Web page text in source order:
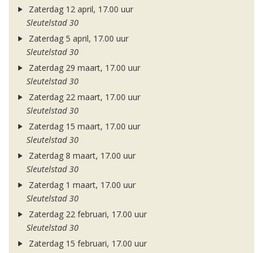
Zaterdag 12 april, 17.00 uur
Sleutelstad 30
Zaterdag 5 april, 17.00 uur
Sleutelstad 30
Zaterdag 29 maart, 17.00 uur
Sleutelstad 30
Zaterdag 22 maart, 17.00 uur
Sleutelstad 30
Zaterdag 15 maart, 17.00 uur
Sleutelstad 30
Zaterdag 8 maart, 17.00 uur
Sleutelstad 30
Zaterdag 1 maart, 17.00 uur
Sleutelstad 30
Zaterdag 22 februari, 17.00 uur
Sleutelstad 30
Zaterdag 15 februari, 17.00 uur